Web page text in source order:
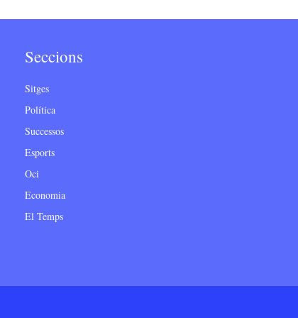
Seccions
Sitges
Política
Successos
Esports
Oci
Economia
El Temps